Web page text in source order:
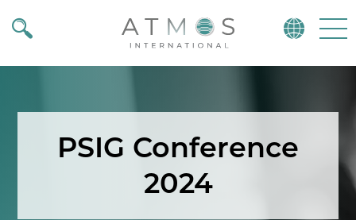
Atmos
PSIG Conference
2024